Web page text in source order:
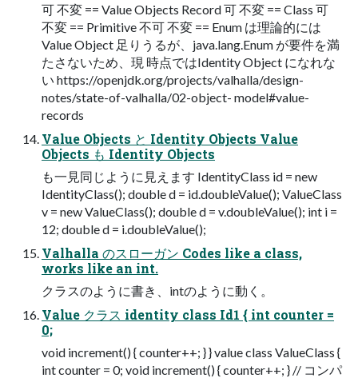
可 不変 == Value Objects Record 可 不変 == Class 可
不変 == Primitive 不可 不変 == Enum は理論的には
Value Object 足りうるが、java.lang.Enum が要件を満
たさないため、現 時点ではIdentity Object になれな
い https://openjdk.org/projects/valhalla/design-
notes/state-of-valhalla/02-object- model#value-
records
Value Objects と Identity Objects Value
Objects も Identity Objects
も一見同じように見えます IdentityClass id = new
IdentityClass(); double d = id.doubleValue(); ValueClass
v = new ValueClass(); double d = v.doubleValue(); int i =
12; double d = i.doubleValue();
Valhalla のスローガン Codes like a class,
works like an int.
クラスのように書き、intのように動く。
Value クラス identity class Id1 { int counter =
0;
void increment() { counter++; } } value class ValueClass {
int counter = 0; void increment() { counter++; } // コンパ